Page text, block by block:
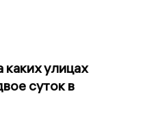
каких улицах
суток в